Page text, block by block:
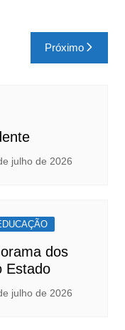
Próximo
julho de 2026
dos
Estado
julho de 2026